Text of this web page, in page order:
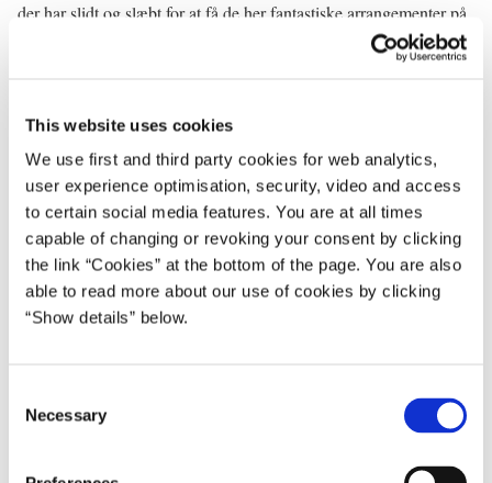
This website uses cookies
We use first and third party cookies for web analytics,
user experience optimisation, security, video and access
to certain social media features. You are at all times
capable of changing or revoking your consent by clicking
the link “Cookies” at the bottom of the page. You are also
able to read more about our use of cookies by clicking
“Show details” below.
Necessary
der har slidt og slæbt for at få de her fantastiske arrangementer på
benene. Arrangementer, hvor danskerne jo normalvis samles,
hjælpepakker, næsten 300 milliarder kroner. Sammen med
partierne vil vi nu drøfte, om vi kan forbedre de pakker endnu
mere. Det gælder også i forhold til liberale erhverv og de små og
mellemstore virksomheder. Og alle gode forslag er velkomne.
Venstre har for eksempel foreslået, at de virksomheder, der lige nu
får penge af statskassen, samtidig forpligtes til ikke at udbetale
en kæmpestor betydning, hvad der sker i resten af verden.
meldt sig arbejdsløs. Det er mange, mange flere end under